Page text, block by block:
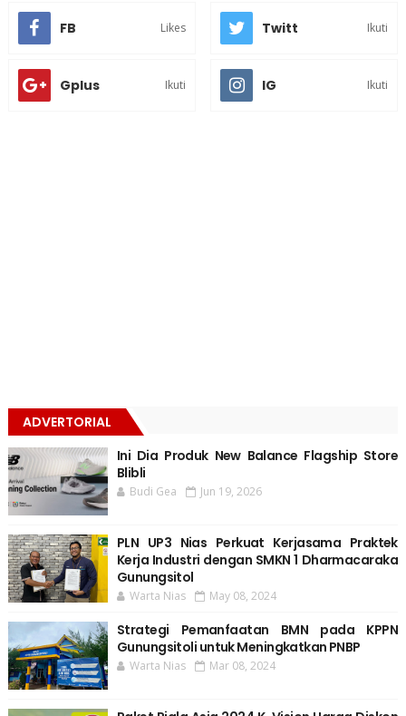
FB Likes Twitt Ikuti
Gplus Ikuti IG Ikuti
ADVERTORIAL
Ini Dia Produk New Balance Flagship Store
Blibli
Budi Gea Jun 19, 2026
PLN UP3 Nias Perkuat Kerjasama Praktek
Kerja Industri dengan SMKN 1 Dharmacaraka
Gunungsitol
Warta Nias May 08, 2024
Strategi Pemanfaatan BMN pada KPPN
Gunungsitoli untuk Meningkatkan PNBP
Warta Nias Mar 08, 2024